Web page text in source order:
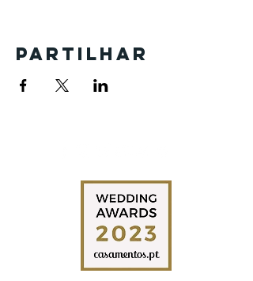
Partilhar